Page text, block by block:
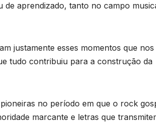
de aprendizado, tanto no campo
justamente esses momentos que nos
tudo contribuiu para a construção da
no período em que o rock
marcante e letras que